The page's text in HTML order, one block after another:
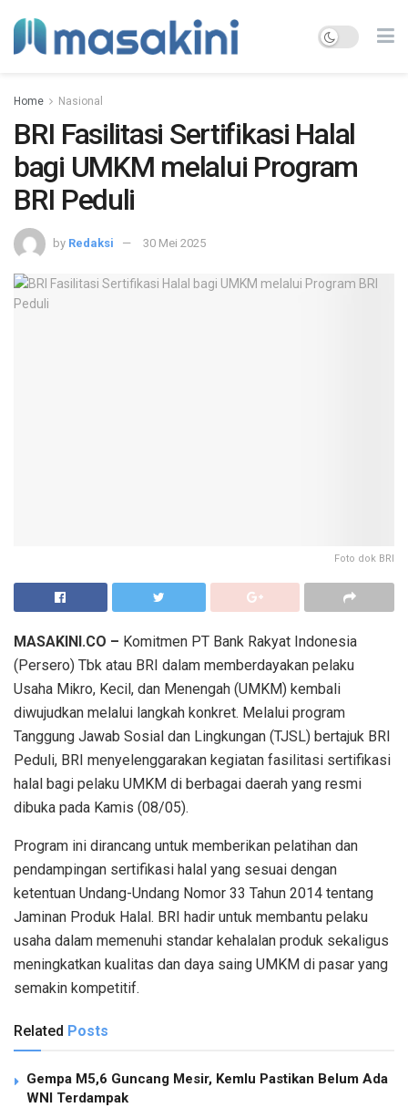
Home Nasional
BRI Fasilitasi Sertifikasi Halal
bagi UMKM melalui Program
BRI Peduli
by Redaksi 30 Mei 2025
Foto dok BRI
MASAKINI.CO – Komitmen PT Bank Rakyat Indonesia
(Persero) Tbk atau BRI dalam memberdayakan pelaku
Usaha Mikro, Kecil, dan Menengah (UMKM) kembali
diwujudkan melalui langkah konkret. Melalui program
Tanggung Jawab Sosial dan Lingkungan (TJSL) bertajuk BRI
Peduli, BRI menyelenggarakan kegiatan fasilitasi sertifikasi
halal bagi pelaku UMKM di berbagai daerah yang resmi
dibuka pada Kamis (08/05).
Program ini dirancang untuk memberikan pelatihan dan
pendampingan sertifikasi halal yang sesuai dengan
ketentuan Undang-Undang Nomor 33 Tahun 2014 tentang
Jaminan Produk Halal. BRI hadir untuk membantu pelaku
usaha dalam memenuhi standar kehalalan produk sekaligus
meningkatkan kualitas dan daya saing UMKM di pasar yang
semakin kompetitif.
Related Posts
Gempa M5,6 Guncang Mesir, Kemlu Pastikan Belum Ada
WNI Terdampak